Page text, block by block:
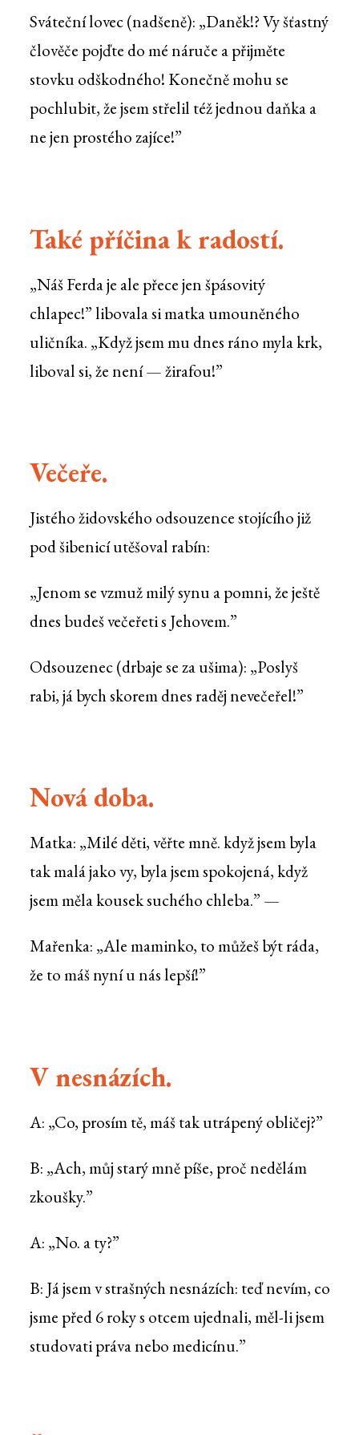
Sváteční lovec (nadšeně): „Daněk!? Vy šťastný
člověče pojďte do mé náruče a přijměte
stovku odškodného! Konečně mohu se
pochlubit, že jsem střelil též jednou daňka a
ne jen prostého zajíce!”
Také příčina k radostí.
„Náš Ferda je ale přece jen špásovitý
chlapec!” libovala si matka umouněného
uličníka. „Když jsem mu dnes ráno myla krk,
liboval si, že není — žirafou!”
Večeře.
Jistého židovského odsouzence stojícího již
pod šibenicí utěšoval rabín:
„Jenom se vzmuž milý synu a pomni, že ještě
dnes budeš večeřeti s Jehovem.”
Odsouzenec (drbaje se za ušima): „Poslyš
rabi, já bych skorem dnes raděj nevečeřel!”
Nová doba.
Matka: „Milé děti, věřte mně. když jsem byla
tak malá jako vy, byla jsem spokojená, když
jsem měla kousek suchého chleba.” —
Mařenka: „Ale maminko, to můžeš být ráda,
že to máš nyní u nás lepší!”
V nesnázích.
A: „Co, prosím tě, máš tak utrápený obličej?”
B: „Ach, můj starý mně píše, proč nedělám
zkoušky.”
A: „No. a ty?”
B: Já jsem v strašných nesnázích: teď nevím, co
jsme před 6 roky s otcem ujednali, měl-li jsem
studovati práva nebo medicínu.”